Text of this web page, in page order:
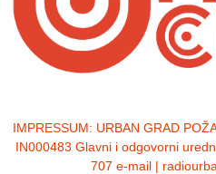
IMPRESSUM: URBAN GRAD
IN000483 Glavni i odgovorni
707 e-mail |